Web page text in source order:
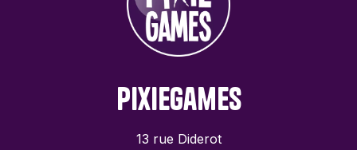
PixieGames
13 rue Diderot